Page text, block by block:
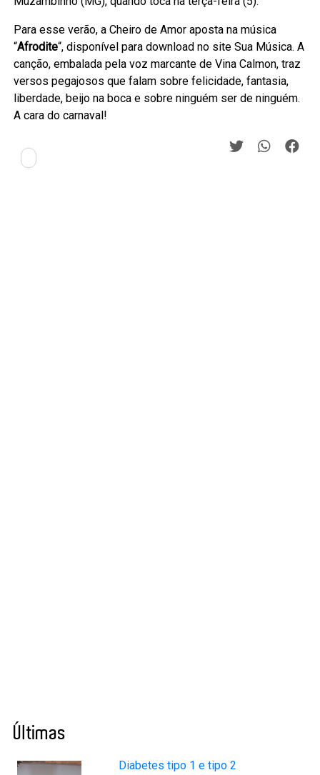
Para esse verão, a Cheiro de Amor aposta na música
“Afrodite“, disponível para download no site Sua Música. A
canção, embalada pela voz marcante de Vina Calmon, traz
versos pegajosos que falam sobre felicidade, fantasia,
liberdade, beijo na boca e sobre ninguém ser de ninguém.
A cara do carnaval!
Últimas
Diabetes tipo 1 e tipo 2